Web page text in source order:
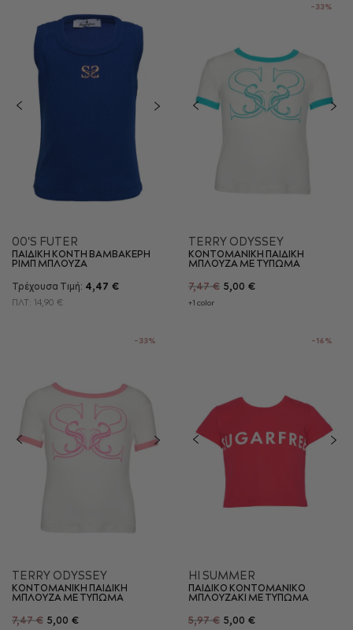
00'S FUTER
ΠΑΙΔΙΚΗ ΚΟΝΤΗ ΒΑΜΒΑΚΕΡΗ
ΡΙΜΠ ΜΠΛΟΥΖΑ
Τρέχουσα Τιμή: 4,47 €
ΠΛΤ: 14,90 €
-33%
TERRY ODYSSEY
ΚΟΝΤΟΜΑΝΙΚΗ ΠΑΙΔΙΚΗ
ΜΠΛΟΥΖΑ ΜΕ ΤΥΠΩΜΑ
7,47 € 5,00 €
+1 color
-33%
TERRY ODYSSEY
ΚΟΝΤΟΜΑΝΙΚΗ ΠΑΙΔΙΚΗ
ΜΠΛΟΥΖΑ ΜΕ ΤΥΠΩΜΑ
7,47 € 5,00 €
-16%
HI SUMMER
ΠΑΙΔΙΚΟ ΚΟΝΤΟΜΑΝΙΚΟ
ΜΠΛΟΥΖΑΚΙ ΜΕ ΤΥΠΩΜΑ
5,97 € 5,00 €